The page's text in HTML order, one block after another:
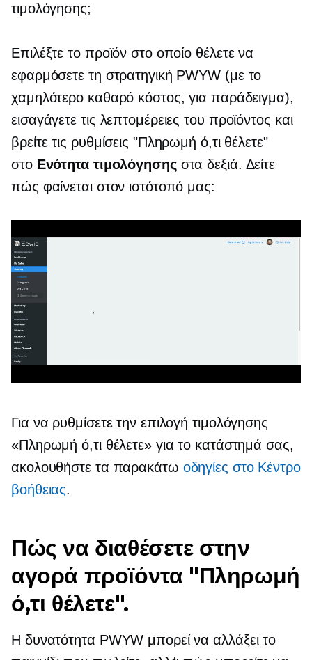
τιμολόγησης;
Επιλέξτε το προϊόν στο οποίο θέλετε να
εφαρμόσετε τη στρατηγική PWYW (με το
χαμηλότερο καθαρό κόστος, για παράδειγμα),
εισαγάγετε τις λεπτομέρειες του προϊόντος και
βρείτε τις ρυθμίσεις "Πληρωμή ό,τι θέλετε"
στο Ενότητα τιμολόγησηςστα δεξιά. Δείτε
πώς φαίνεται στον ιστότοπό μας:
Για να ρυθμίσετε την επιλογή τιμολόγησης
«Πληρωμή ό,τι θέλετε» για το κατάστημά σας,
ακολουθήστε τα παρακάτω οδηγίες στο Κέντρο
βοήθειας.
Πώς να διαθέσετε στην
αγορά προϊόντα "Πληρωμή
ό,τι θέλετε".
Η δυνατότητα PWYW μπορεί να αλλάξει το